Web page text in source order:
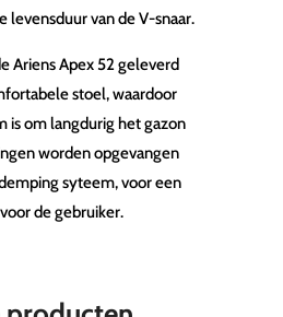
levensduur van de V-snaar.
Ariens Apex 52 geleverd
stoel, waardoor
is om langdurig het gazon
worden opgevangen
syteem, voor een
de gebruiker.